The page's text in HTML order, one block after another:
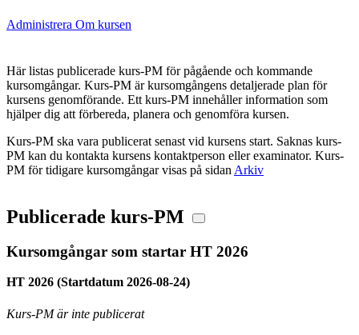
Administrera Om kursen
Här listas publicerade kurs-PM för pågående och kommande
kursomgångar. Kurs-PM är kursomgångens detaljerade plan för
kursens genomförande. Ett kurs-PM innehåller information som
hjälper dig att förbereda, planera och genomföra kursen.
Kurs-PM ska vara publicerat senast vid kursens start. Saknas kurs-
PM kan du kontakta kursens kontaktperson eller examinator. Kurs-
PM för tidigare kursomgångar visas på sidan Arkiv
Publicerade kurs-PM
Kursomgångar som startar HT 2026
HT 2026 (Startdatum 2026-08-24)
Kurs-PM är inte publicerat